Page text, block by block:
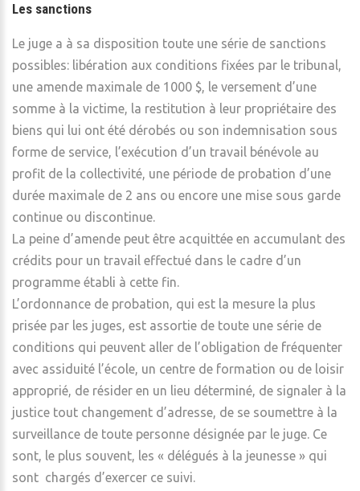
Les sanctions
Le juge a à sa disposition toute une série de sanctions
possibles: libération aux conditions fixées par le tribunal,
une amende maximale de 1000 $, le versement d’une
somme à la victime, la restitution à leur propriétaire des
biens qui lui ont été dérobés ou son indemnisation sous
forme de service, l’exécution d’un travail bénévole au
profit de la collectivité, une période de probation d’une
durée maximale de 2 ans ou encore une mise sous garde
continue ou discontinue.
La peine d’amende peut être acquittée en accumulant des
crédits pour un travail effectué dans le cadre d’un
programme établi à cette fin.
L’ordonnance de probation, qui est la mesure la plus
prisée par les juges, est assortie de toute une série de
conditions qui peuvent aller de l’obligation de fréquenter
avec assiduité l’école, un centre de formation ou de loisir
approprié, de résider en un lieu déterminé, de signaler à la
justice tout changement d’adresse, de se soumettre à la
surveillance de toute personne désignée par le juge. Ce
sont, le plus souvent, les « délégués à la jeunesse » qui
sont chargés d’exercer ce suivi.